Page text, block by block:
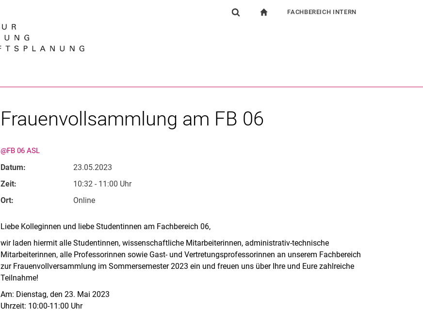
FACHBEREICH INTERN
Frauenvollsammlung am FB 06
@FB 06 ASL
Datum:
23.05.2023
Zeit:
10:32 - 11:00 Uhr
Ort:
Online
Liebe Kolleginnen und liebe Studentinnen am Fachbereich 06,
wir laden hiermit alle Studentinnen, wissenschaftliche Mitarbeiterinnen, administrativ-technische
Mitarbeiterinnen, alle Professorinnen sowie Gast- und Vertretungsprofessorinnen an unserem Fachbereich
zur Frauenvollversammlung im Sommersemester 2023 ein und freuen uns über Ihre und Eure zahlreiche
Teilnahme!
Am: Dienstag, den 23. Mai 2023
Uhrzeit: 10:00-11:00 Uhr